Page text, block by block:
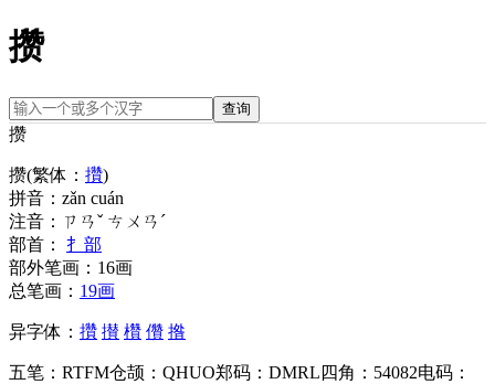
攒
查询
攒
攒(繁体： 攢)
拼音： zǎn cuán
注音： ㄗㄢˇ ㄘㄨㄢˊ
部首：
扌部
部外笔画： 16画
总笔画： 19画
异字体： 攢 攅 欑 儹 揝
五笔： RTFM仓颉： QHUO郑码： DMRL 四角： 54082电码：